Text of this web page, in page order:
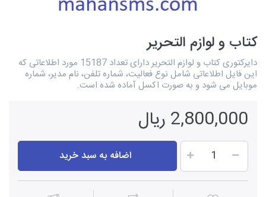
کتاب و لوازم التحریر
دایرکتوری کتاب و لوازم التحریر دارای تعداد 15187 مورد اطلاعاتی که
این فایل اطلاعاتی شامل نوع فعالیت، شماره تلفن، نام مدیر، شماره
موبایل می شود و به صورت اکسل آماده شده است.
2,800,000 ریال
اضافه به سبد خرید